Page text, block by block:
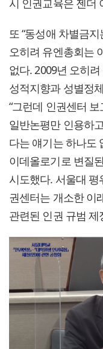
또 “동성애 차별금
오히려 유엔총회는
없다. 2009년 오히
성적지향과 성별정
“그런데 인권센터
일반논평만 인용하
다는 얘기는 하나도
이데올로기로 변질
시도했다. 서울대
권센터는 개소한 이
관련된 인권 규범 제